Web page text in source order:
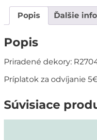
Popis Ďalšie
Popis
Priradené dekory:
Príplatok za odvíjanie
Súvisiace